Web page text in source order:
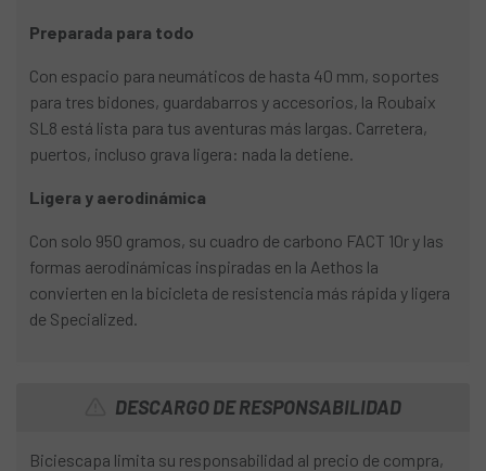
Preparada para todo
Con espacio para neumáticos de hasta 40 mm, soportes
para tres bidones, guardabarros y accesorios, la Roubaix
SL8 está lista para tus aventuras más largas. Carretera,
puertos, incluso grava ligera: nada la detiene.
Ligera y aerodinámica
Con solo 950 gramos, su cuadro de carbono FACT 10r y las
formas aerodinámicas inspiradas en la Aethos la
convierten en la bicicleta de resistencia más rápida y ligera
de Specialized.
DESCARGO DE RESPONSABILIDAD
Biciescapa limita su responsabilidad al precio de compra,